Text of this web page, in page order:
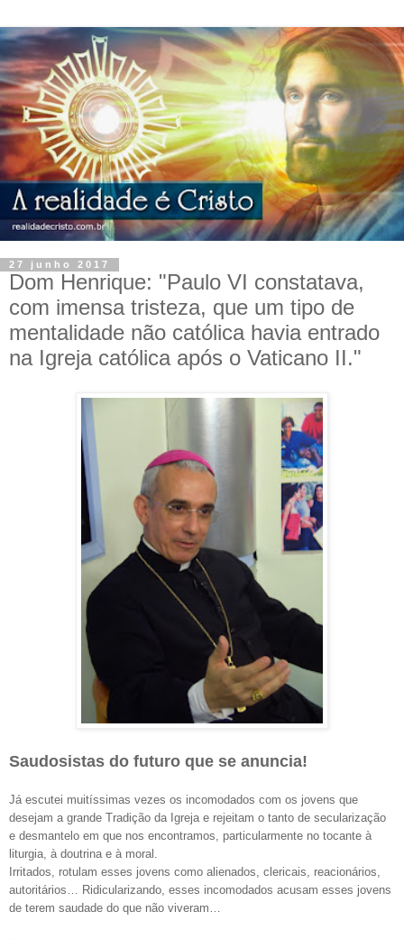
27 junho 2017
Dom Henrique: "Paulo VI constatava,
com imensa tristeza, que um tipo de
mentalidade não católica havia entrado
na Igreja católica após o Vaticano II."
Saudosistas do futuro que se anuncia!
Já escutei muitíssimas vezes os incomodados com os jovens que
desejam a grande Tradição da Igreja e rejeitam o tanto de secularização
e desmantelo em que nos encontramos, particularmente no tocante à
liturgia, à doutrina e à moral.
Irritados, rotulam esses jovens como alienados, clericais, reacionários,
autoritários… Ridicularizando, esses incomodados acusam esses jovens
de terem saudade do que não viveram…